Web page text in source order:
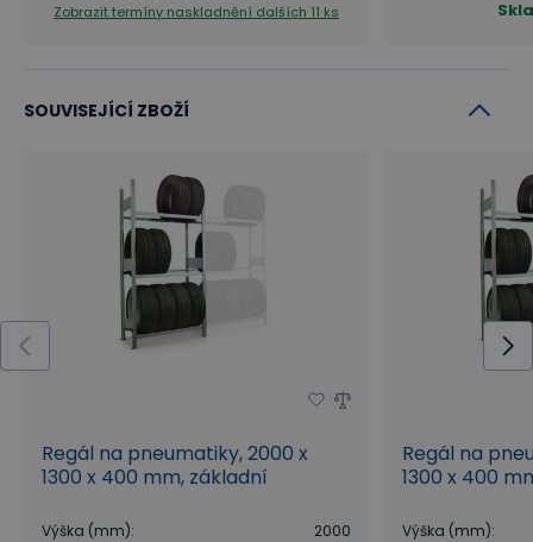
Zobrazit termíny naskladnění dalších 11 ks
SOUVISEJÍCÍ ZBOŽÍ
Regál na pneumatiky, 2000 x
1300 x 400 mm, základní
Výška (mm):
2000
Regál na
1300 x 400
Výška (mm):